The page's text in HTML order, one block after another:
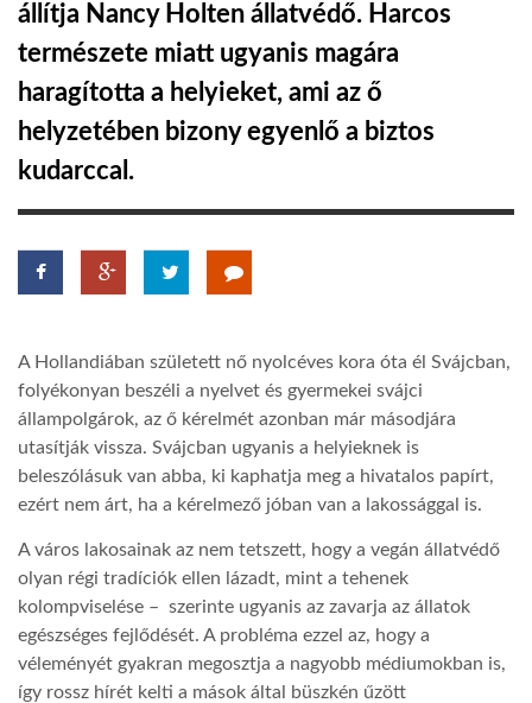
HÍR3D
TROPICALMAGAZIN
GLOBOTV
AFRIKA TUDÁSTÁR
A NAP SZÉPE
LINKTR.EE
DOBRAVERO.HU
LATIMO.HU
állítja Nancy Holten állatvédő. Harcos
természete miatt ugyanis magára
haragította a helyieket, ami az ő
helyzetében bizony egyenlő a biztos
kudarccal.
A Hollandiában született nő nyolcéves kora óta él Svájcban,
folyékonyan beszéli a nyelvet és gyermekei svájci
állampolgárok, az ő kérelmét azonban már másodjára
utasítják vissza. Svájcban ugyanis a helyieknek is
beleszólásuk van abba, ki kaphatja meg a hivatalos papírt,
ezért nem árt, ha a kérelmező jóban van a lakossággal is.
A város lakosainak az nem tetszett, hogy a vegán állatvédő
olyan régi tradíciók ellen lázadt, mint a tehenek
kolompviselése – szerinte ugyanis az zavarja az állatok
egészséges fejlődését. A probléma ezzel az, hogy a
véleményét gyakran megosztja a nagyobb médiumokban is,
így rossz hírét kelti a mások által büszkén űzött